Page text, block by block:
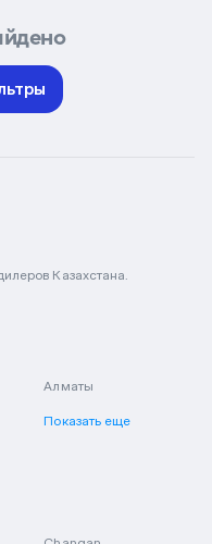
Казахстана.
Алматы
Показать еще